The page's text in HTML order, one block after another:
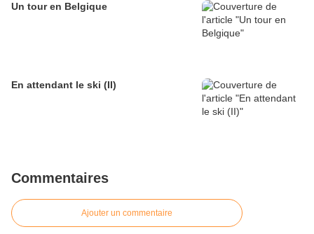
Un tour en Belgique
En attendant le ski (II)
Commentaires
Ajouter un commentaire